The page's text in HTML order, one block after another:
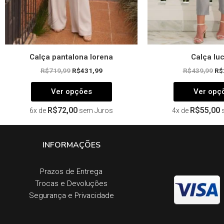
Calça pantalona lorena
R$719,99 R$431,99
Ver opções
página
produto
6x de R$72,00 sem Juros
Calça
R$439,99 R$
Ver
4x de R$55,00
INFORMAÇÕES
Prazos de Entrega​
Trocas e Devoluções​
Segurança e Privacidade